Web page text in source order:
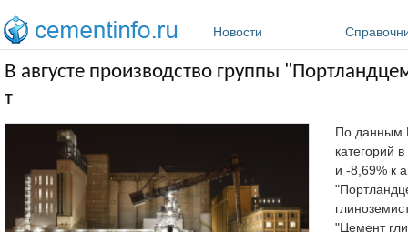
Новости
В августе производство группы
т
По данным
категорий
и -8,69% к
"Цемент